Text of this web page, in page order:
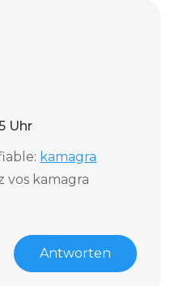
Uhr
kamagra
vos kamagra
Antworten